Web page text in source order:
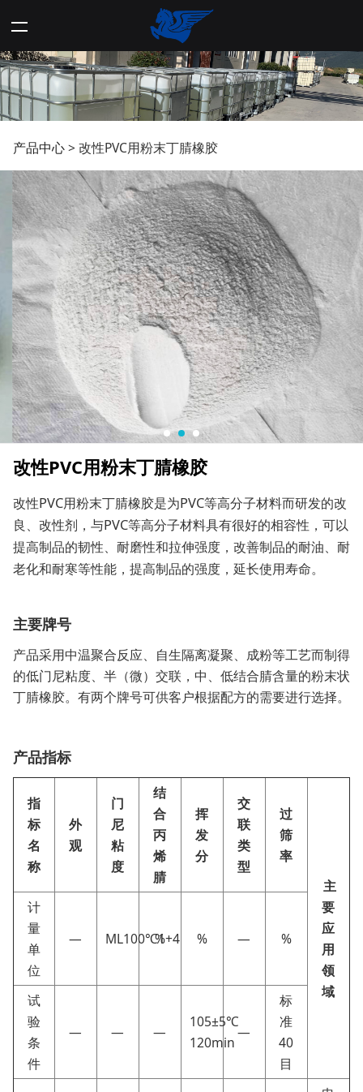
改性PVC用粉末丁腈橡
胶
产品中心>改性PVC用粉末丁腈橡胶
改性PVC用粉末丁腈橡胶
改性PVC用粉末丁腈橡胶是为PVC等高分子材料而研发的改
良、改性剂，与PVC等高分子材料具有很好的相容性，可以
提高制品的韧性、耐磨性和拉伸强度，改善制品的耐油、耐
老化和耐寒等性能，提高制品的强度，延长使用寿命。
主要牌号
产品采用中温聚合反应、自生隔离凝聚、成粉等工艺而制得
的低门尼粘度、半（微）交联，中、低结合腈含量的粉末状
丁腈橡胶。有两个牌号可供客户根据配方的需要进行选择。
产品指标
指
标
名
称
外
观
门
尼
粘
度
结
合
丙
烯
腈
挥
发
分
交
联
类
型
过
筛
率
主
要
应
用
领
域
计
量
单
位
— ML100℃1+4
% % — %
试
验
条
件
— — —
105±5℃
120min
—
标
准
40
目